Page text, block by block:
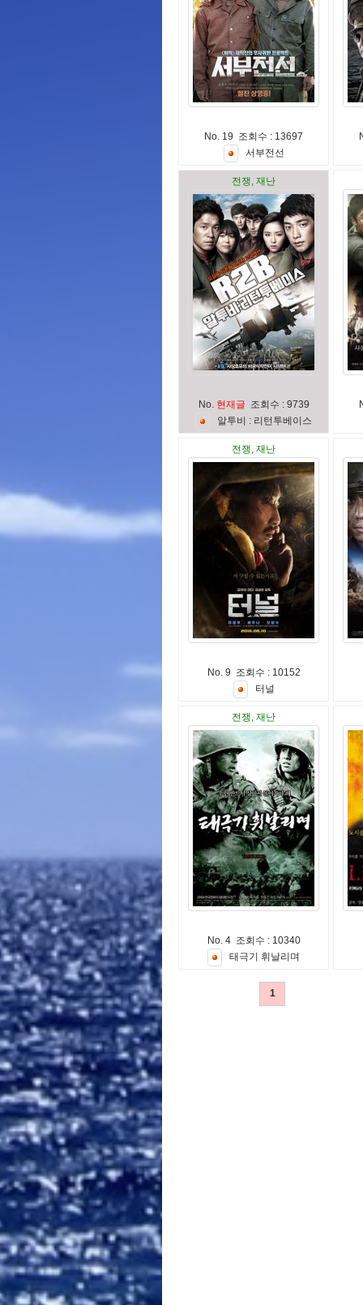
No. 19 조회수 : 13697
서 부전선
전쟁, 재난
No. 현재글 조회수 : 9739
알투비 : 리 턴 투베 이 스
전쟁, 재난
No. 9 조회수 : 10152
터 널
전쟁, 재난
No. 4 조회수 : 10340
태 극기 휘 날리 며
1